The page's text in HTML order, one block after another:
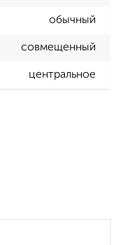
обычный
совмещенный
центральное